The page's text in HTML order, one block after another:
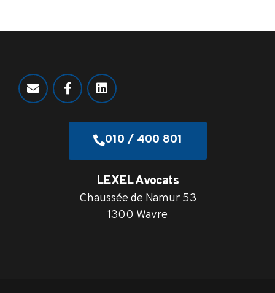
010 / 400 801
LEXEL Avocats
Chaussée de Namur 53
1300 Wavre